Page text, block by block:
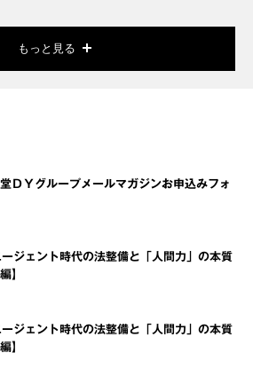
もっと見る
ＤＹグループメールマガジンお申込みフォ
ジェント時代の法整備と「人間力」の本質
】
ジェント時代の法整備と「人間力」の本質
】